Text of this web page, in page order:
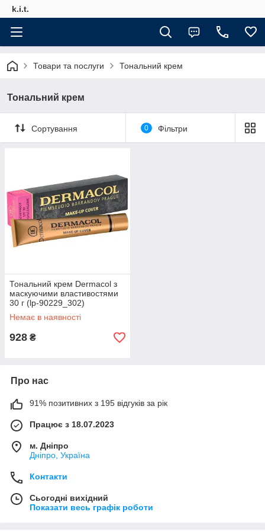
k.i.t.
Товари та послуги Тональний крем
Тональний крем
Сортування 0 Фільтри
Тональний крем Dermacol з
маскуючими властивостями
30 г (lp-90229_302)
Немає в наявності
928 ₴
Про нас
91% позитивних з 195 відгуків за рік
Працює з 18.07.2023
м. Дніпро
Дніпро, Україна
Контакти
Сьогодні вихідний
Показати весь графік роботи